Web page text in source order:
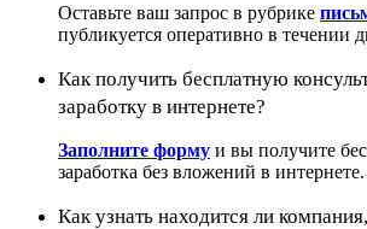
Оставьте ваш запрос в рубрике
публикуется оперативно в течении
Как получить бесплатную
заработку в интернете?
Заполните форму и вы получите
заработка без вложений в интернете.
Как узнать находится ли